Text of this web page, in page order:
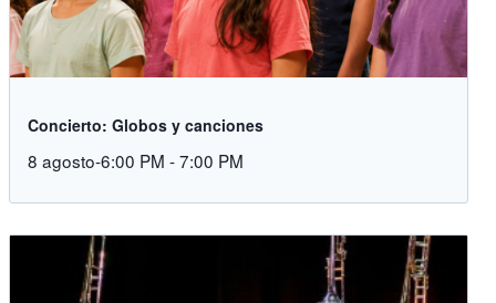
Concierto: Globos y canciones
8 agosto-6:00 PM -7:00 PM